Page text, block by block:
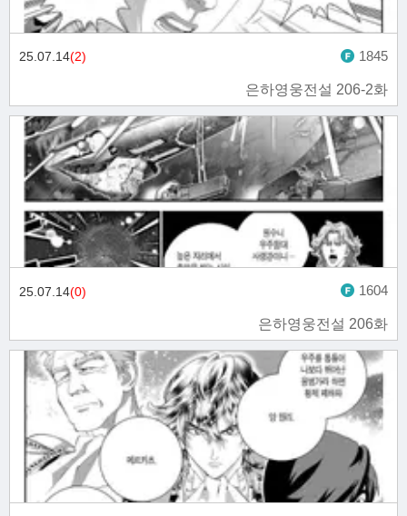
은하영웅전설 206-2화
25.07.14(2) 1845
은하영웅전설 206화
25.07.14(0) 1604